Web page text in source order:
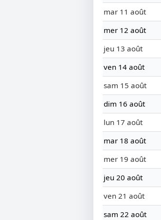
mar 11 août
mer 12 août
jeu 13 août
ven 14 août
sam 15 août
dim 16 août
lun 17 août
mar 18 août
mer 19 août
jeu 20 août
ven 21 août
sam 22 août